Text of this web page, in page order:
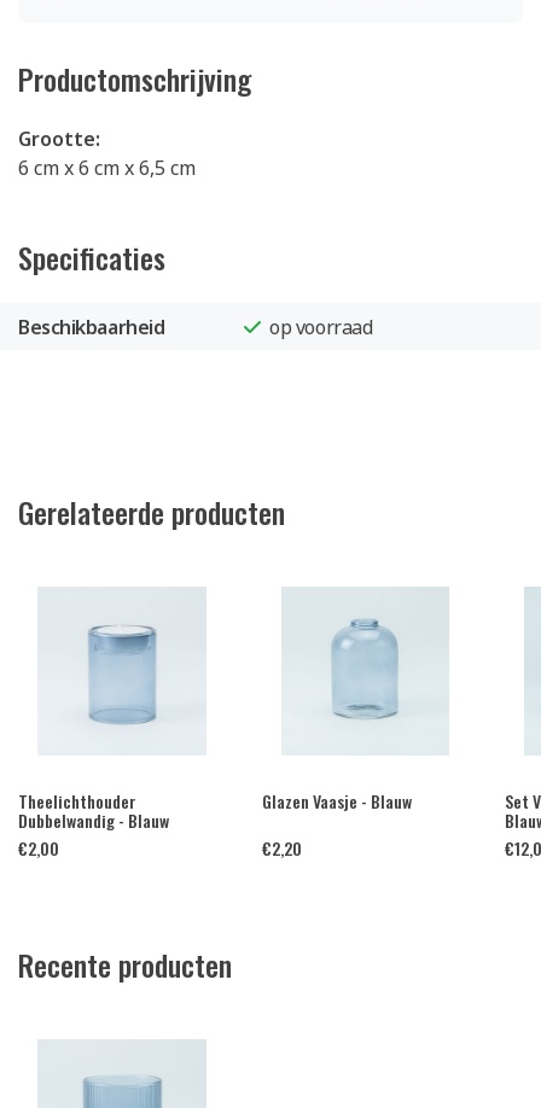
Productomschrijving
Grootte:
6 cm x 6 cm x 6,5 cm
Specificaties
Beschikbaarheid op voorraad
Gerelateerde producten
Theelichthouder
Dubbelwandig - Blauw
€2,00
Glazen Vaasje - Blauw
€2,20
Set
€
Recente producten